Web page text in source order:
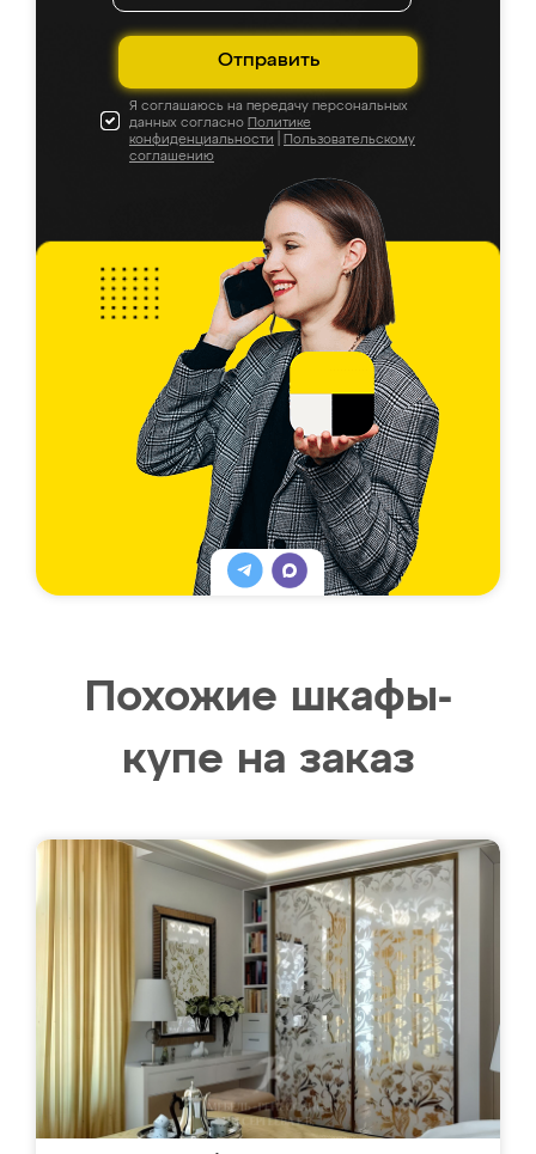
Отправить
Я соглашаюсь на передачу персональных
данных согласно Политике
конфиденциальности
Пользовательскому
соглашению
Похожие шкафы-
купе на заказ